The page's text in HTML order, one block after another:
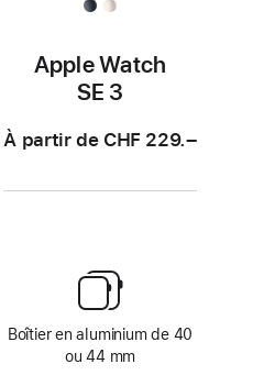
Apple Watch
SE 3
À partir de CHF 229.–
Boîtier en aluminium de 40
ou 44 mm